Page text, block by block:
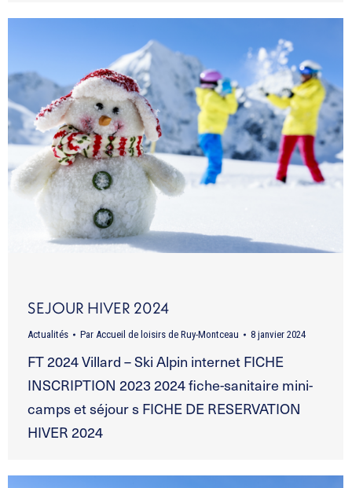
SEJOUR HIVER 2024
Actualités Par Accueil de loisirs de Ruy-Montceau 8 janvier 2024
FT 2024 Villard – Ski Alpin internet FICHE
INSCRIPTION 2023 2024 fiche-sanitaire mini-
camps et séjour s FICHE DE RESERVATION
HIVER 2024